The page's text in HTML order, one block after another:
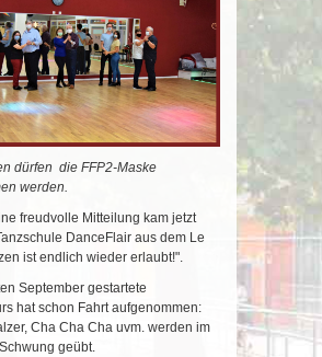
dürfen die FFP2-Maske
werden.
freudvolle Mitteilung kam jetzt
DanceFlair aus dem Le
ist endlich wieder erlaubt!".
September gestartete
hat schon Fahrt aufgenommen:
Cha Cha Cha uvm. werden im
geübt.